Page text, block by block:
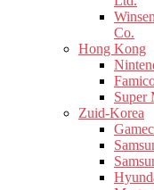
Co.
Hong Kong
Super
Zuid-Korea